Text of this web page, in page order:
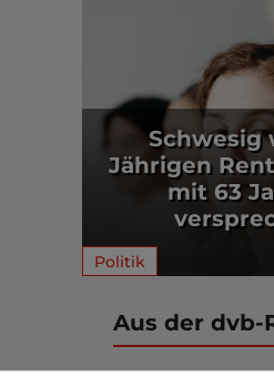
Schwesig
Jährigen
mit 63
Politik
Aus der dvb-